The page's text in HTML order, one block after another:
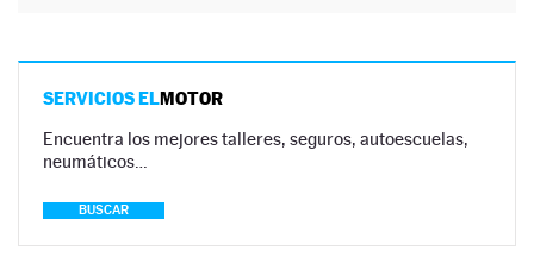
SERVICIOS ELMOTOR
Encuentra los mejores talleres, seguros, autoescuelas,
neumáticos…
BUSCAR